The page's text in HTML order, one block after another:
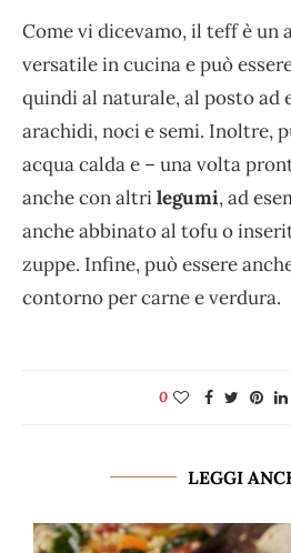
Come vi dicevamo, il teff è un
versatile in cucina e può
quindi al naturale, al posto ad
arachidi, noci e semi. Inoltre,
acqua calda e – una volta
anche con altrilegumi, ad
anche abbinato al tofu o
zuppe. Infine, può essere
contorno per carne e verdura.
0
LEGGI